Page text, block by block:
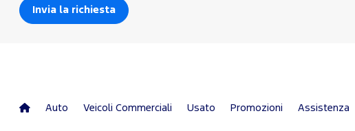
Auto Veicoli Commerciali Usato Promozioni Assistenza